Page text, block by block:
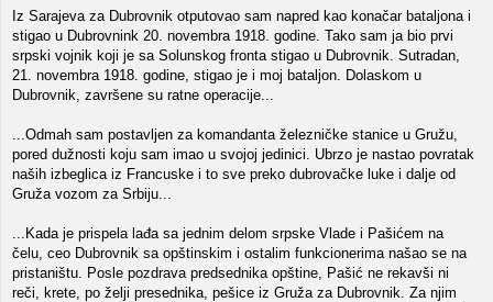
Iz Sarajeva za Dubrovnik otputovao sam napred kao konačar bataljona i
stigao u Dubrovnink 20. novembra 1918. godine. Tako sam ja bio prvi
srpski vojnik koji je sa Solunskog fronta stigao u Dubrovnik. Sutradan,
21. novembra 1918. godine, stigao je i moj bataljon. Dolaskom u
Dubrovnik, završene su ratne operacije...
...Odmah sam postavljen za komandanta železničke stanice u Gružu,
pored dužnosti koju sam imao u svojoj jedinici. Ubrzo je nastao povratak
naših izbeglica iz Francuske i to sve preko dubrovačke luke i dalje od
Gruža vozom za Srbiju...
...Kada je prispela lađa sa jednim delom srpske Vlade i Pašićem na
čelu, ceo Dubrovnik sa opštinskim i ostalim funkcionerima našao se na
pristaništu. Posle pozdrava predsednika opštine, Pašić ne rekavši ni
reči, krete, po želji presednika, pešice iz Gruža za Dubrovnik. Za njim